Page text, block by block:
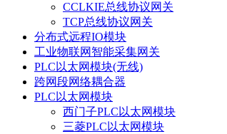
CCLKIE总线协议网关
TCP总线协议网关
分布式远程IO模块
工业物联网智能采集网关
PLC以太网模块(无线)
跨网段网络耦合器
PLC以太网模块
西门子PLC以太网模块
三菱PLC以太网模块